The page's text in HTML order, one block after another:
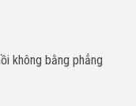
không bằng phẳng